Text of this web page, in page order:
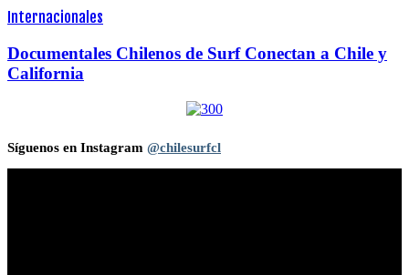
Internacionales
Documentales Chilenos de Surf Conectan a Chile y
California
Síguenos en Instagram @chilesurfcl